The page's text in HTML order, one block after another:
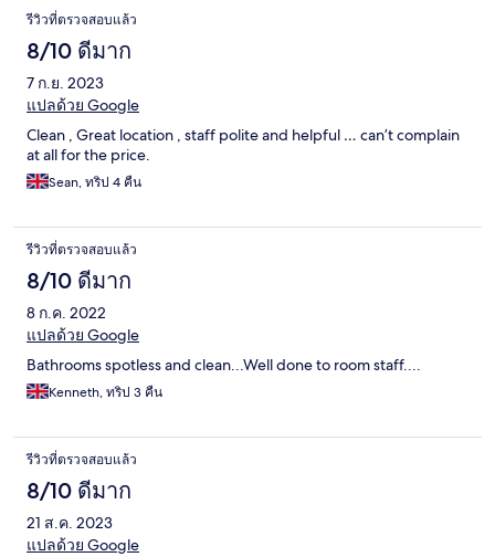
รีวิวที่ตรวจสอบแล้ว
8/10 ดีมาก
7 ก.ย. 2023
แปลด้วย Google
Clean , Great location , staff polite and helpful … can’t complain
at all for the price.
Sean, ทริป 4 คืน
รีวิวที่ตรวจสอบแล้ว
8/10 ดีมาก
8 ก.ค. 2022
แปลด้วย Google
Bathrooms spotless and clean...Well done to room staff....
Kenneth, ทริป 3 คืน
รีวิวที่ตรวจสอบแล้ว
8/10 ดีมาก
21 ส.ค. 2023
แปลด้วย Google